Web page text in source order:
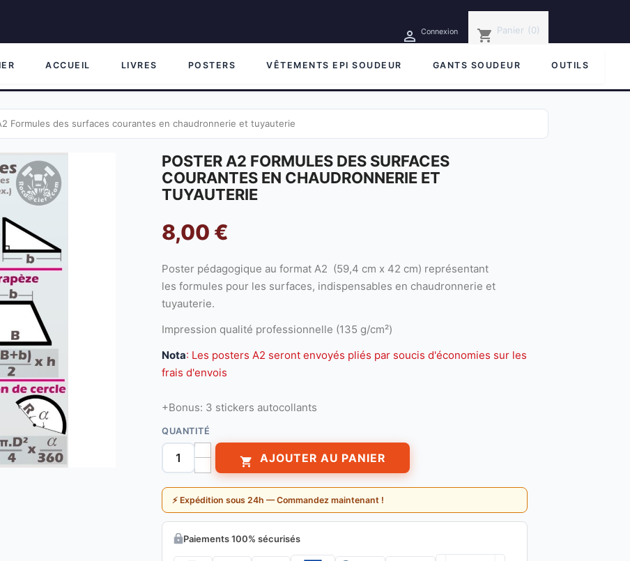
 Connexion shopping_cart Panier (0)
ACCUEIL LIVRES POSTERS VÊTEMENTS EPI SOUDEUR GANTS SOUDEUR OUTILS
Formules des surfaces courantes en chaudronnerie et tuyauterie
POSTER A2 FORMULES DES SURFACES
COURANTES EN CHAUDRONNERIE ET
TUYAUTERIE
8,00 €
Poster pédagogique au format A2 (59,4 cm x 42 cm) représentant
les formules pour les surfaces, indispensables en chaudronnerie et
tuyauterie.
Impression qualité professionnelle (135 g/cm²)
Nota: Les posters A2 seront envoyés pliés par soucis d'économies sur les
frais d'envois
+Bonus: 3 stickers autocollants
QUANTITÉ
 AJOUTER AU PANIER
⚡ Expédition sous 24h — Commandez maintenant !
Paiements 100% sécurisés